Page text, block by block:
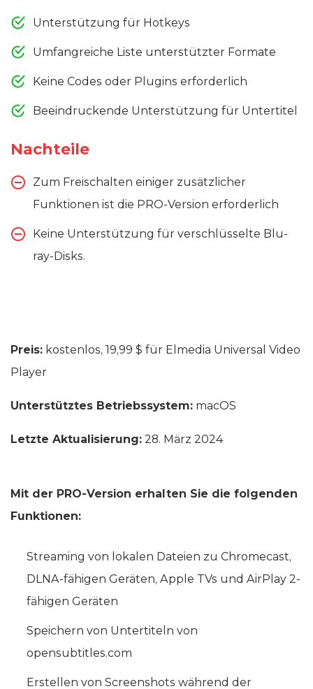
Unterstützung für Hotkeys
Umfangreiche Liste unterstützter Formate
Keine Codes oder Plugins erforderlich
Beeindruckende Unterstützung für Untertitel
Nachteile
Zum Freischalten einiger zusätzlicher
Funktionen ist die PRO-Version erforderlich
Keine Unterstützung für verschlüsselte Blu-
ray-Disks.
Preis: kostenlos, 19,99 $ für Elmedia Universal Video
Player
Unterstütztes Betriebssystem: macOS
Letzte Aktualisierung: 28. März 2024
Mit der PRO-Version erhalten Sie die folgenden
Funktionen:
Streaming von lokalen Dateien zu Chromecast,
DLNA-fähigen Geräten, Apple TVs und AirPlay 2-
fähigen Geräten
Speichern von Untertiteln von
opensubtitles.com
Erstellen von Screenshots während der